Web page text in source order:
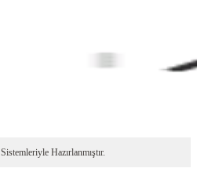
Sistemleriyle Hazırlanmıştır.